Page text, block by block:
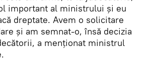
important al ministrului și eu
dreptate. Avem o solicitare
și am semnat-o, însă decizia
a menționat ministrul